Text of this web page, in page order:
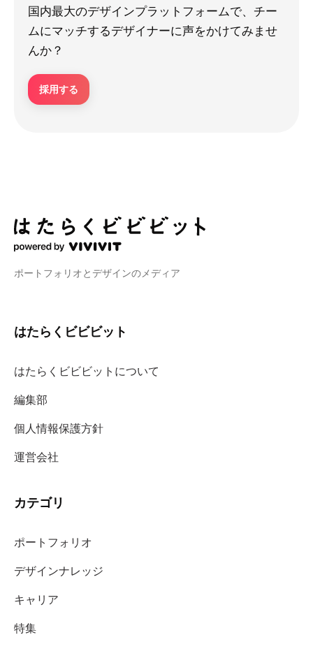
国内最大のデザインプラットフォームで、チー
ムにマッチするデザイナーに声をかけてみませ
んか？
採用する
ポートフォリオとデザインのメディア
はたらくビビビット
はたらくビビビットについて
編集部
個人情報保護方針
運営会社
カテゴリ
ポートフォリオ
デザインナレッジ
キャリア
特集